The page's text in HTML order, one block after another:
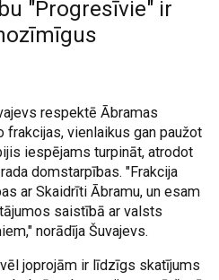
"Progresīvie" ir
respektē Ābramas
vienlaikus gan paužot
iespējams turpināt, atrodot
domstarpības. "Frakcija
ar Skaidrīti Ābramu, un esam
saistībā ar valsts
norādīja Šuvajevs.
joprojām ir līdzīgs skatījums